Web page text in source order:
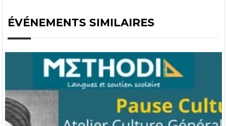
ÉVÉNEMENTS SIMILAIRES